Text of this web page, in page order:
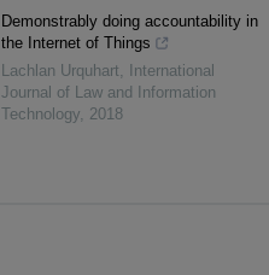
Demonstrably doing accountability in
the Internet of Things
Lachlan Urquhart
International
Journal of Law and Information
Technology 2018